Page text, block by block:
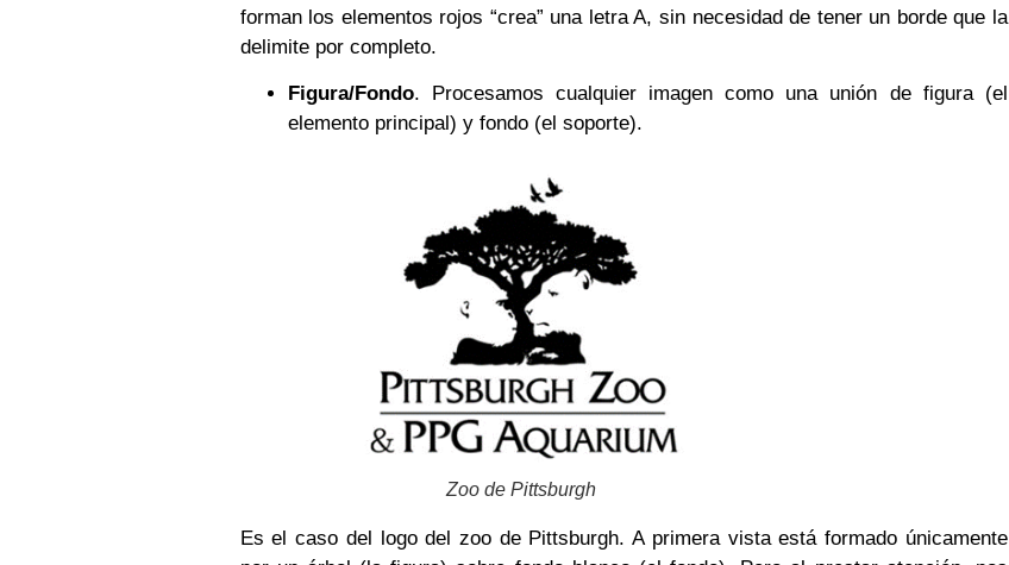
forman los elementos rojos “crea” una letra A, sin necesidad de tener un borde que la
delimite por completo.
Figura/Fondo. Procesamos cualquier imagen como una unión de figura (el
elemento principal) y fondo (el soporte).
Zoo de Pittsburgh
Es el caso del logo del zoo de Pittsburgh. A primera vista está formado únicamente